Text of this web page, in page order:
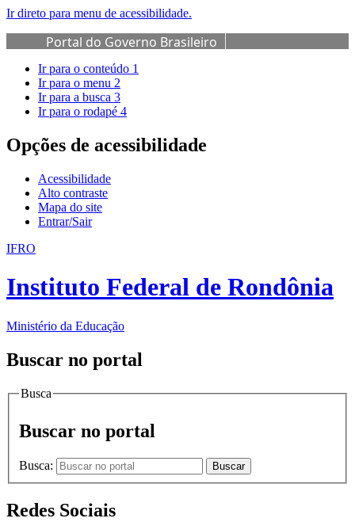
Ir direto para menu de acessibilidade.
Portal do Governo Brasileiro
Ir para o conteúdo 1
Ir para o menu 2
Ir para a busca 3
Ir para o rodapé 4
Opções de acessibilidade
Acessibilidade
Alto contraste
Mapa do site
Entrar/Sair
IFRO
Instituto Federal de Rondônia
Ministério da Educação
Buscar no portal
Busca
Buscar no portal
Busca: Buscar
Redes Sociais